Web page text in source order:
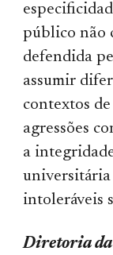
público não
defendida
assumir
contextos de
agressões
a
universitária
intoleráveis
Diretoria da